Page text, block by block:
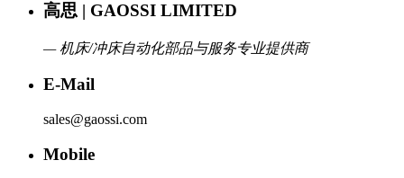
高思 | GAOSSI LIMITED
— 机床/冲床自动化部品与服务专业提供商
E-Mail
sales@gaossi.com
Mobile